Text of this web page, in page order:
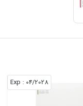
04/2028
: Exp